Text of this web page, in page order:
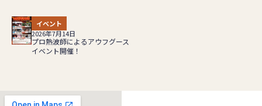
イベント
2026年7月14日
プロ熱波師によるアウフグース
イベント開催！